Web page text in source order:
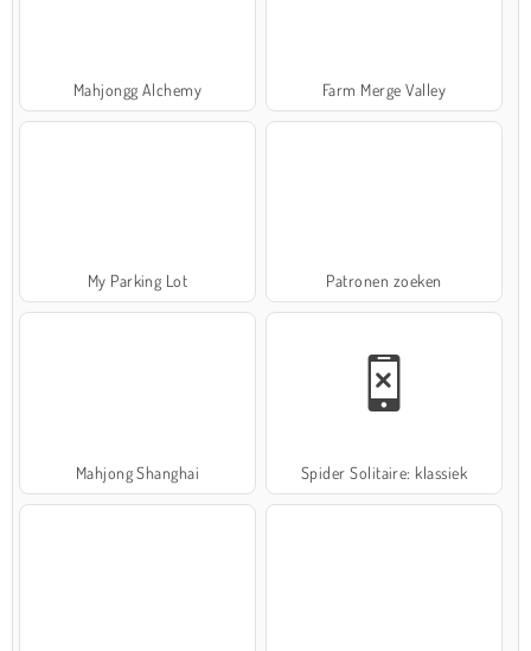
Mahjongg Alchemy Farm Merge Valley
My Parking Lot Patronen zoeken
Mahjong Shanghai Spider Solitaire: klassiek